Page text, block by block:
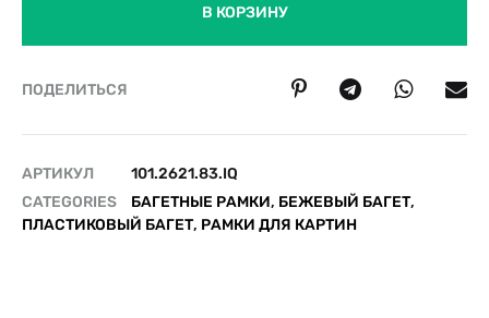
В КОРЗИНУ
ПОДЕЛИТЬСЯ
АРТИКУЛ
101.2621.83.IQ
CATEGORIES
БАГЕТНЫЕ РАМКИ, БЕЖЕВЫЙ БАГЕТ,
ПЛАСТИКОВЫЙ БАГЕТ, РАМКИ ДЛЯ КАРТИН